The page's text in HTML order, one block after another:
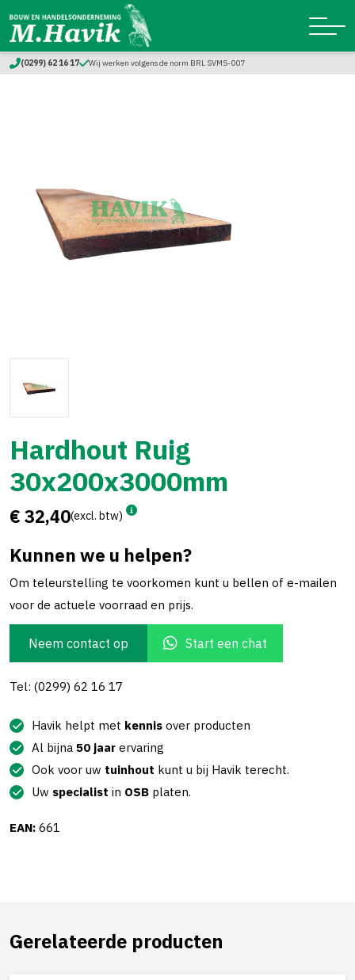
(0299) 62 16 17 Wij werken volgens de norm BRL SVMS-007
Hardhout Ruig
30x200x3000mm
€ 32,40(excl. btw)
Kunnen we u helpen?
Om teleurstelling te voorkomen kunt u bellen of e-mailen
voor de actuele voorraad en prijs.
Neem contact op Start een chat
Tel: (0299) 62 16 17
Havik helpt met kennis over producten
Al bijna 50 jaar ervaring
Ook voor uw tuinhout kunt u bij Havik terecht.
Uw specialist in OSB platen.
EAN: 661
Gerelateerde producten